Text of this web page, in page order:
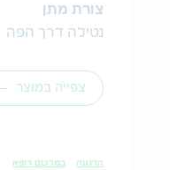
צורת מתן
נטילה דרך הפה
צפייה במוצר
הרגעה במרשם רופא